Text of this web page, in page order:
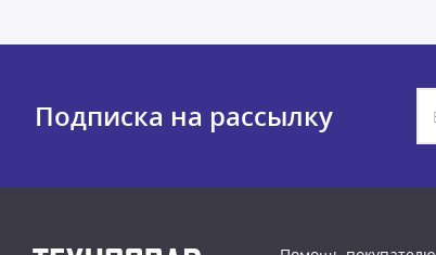
Подписка на рассылку